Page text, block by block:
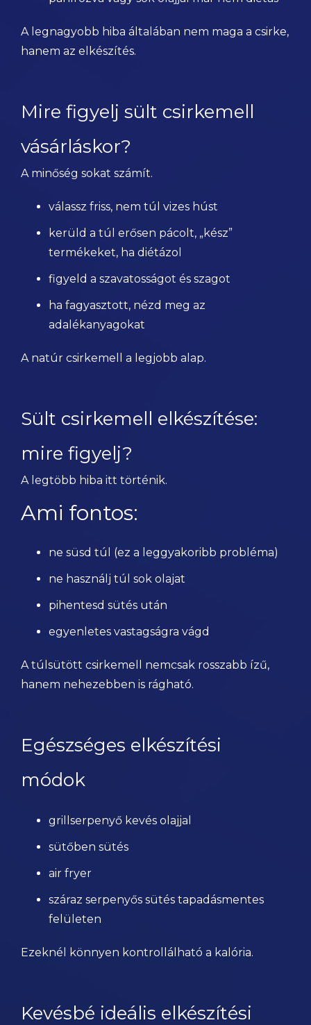
A legnagyobb hiba általában nem maga a csirke,
hanem az elkészítés.
Mire figyelj sült csirkemell
vásárláskor?
A minőség sokat számít.
válassz friss, nem túl vizes húst
kerüld a túl erősen pácolt, „kész”
termékeket, ha diétázol
figyeld a szavatosságot és szagot
ha fagyasztott, nézd meg az
adalékanyagokat
A natúr csirkemell a legjobb alap.
Sült csirkemell elkészítése:
mire figyelj?
A legtöbb hiba itt történik.
Ami fontos:
ne süsd túl (ez a leggyakoribb probléma)
ne használj túl sok olajat
pihentesd sütés után
egyenletes vastagságra vágd
A túlsütött csirkemell nemcsak rosszabb ízű,
hanem nehezebben is rágható.
Egészséges elkészítési
módok
grillserpenyő kevés olajjal
sütőben sütés
air fryer
száraz serpenyős sütés tapadásmentes
felületen
Ezeknél könnyen kontrollálható a kalória.
Kevésbé ideális elkészítési